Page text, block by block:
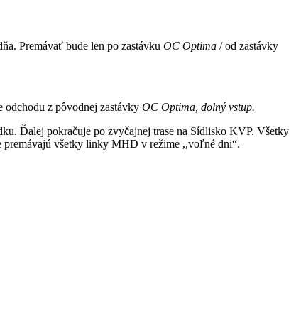
Premávať bude len po zastávku OC Optima / od zastávky
z pôvodnej zastávky OC Optima, dolný vstup.
Ďalej pokračuje po zvyčajnej trase na Sídlisko KVP. Všetky
premávajú všetky linky MHD v režime ,,voľné dni“.